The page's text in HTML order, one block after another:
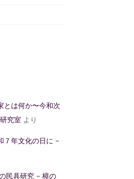
とは何か〜今和次
究室 より
７年文化の日に –
民具研究 – 樟の